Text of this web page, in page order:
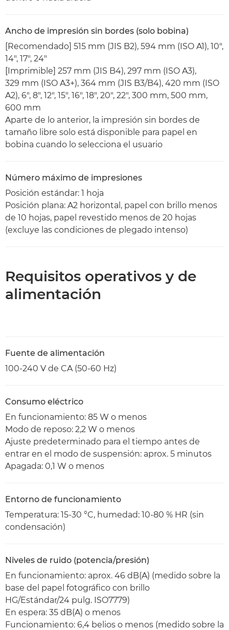
Ancho de impresión sin bordes (solo bobina)
[Recomendado] 515 mm (JIS B2), 594 mm (ISO A1), 10",
14", 17", 24"
[Imprimible] 257 mm (JIS B4), 297 mm (ISO A3),
329 mm (ISO A3+), 364 mm (JIS B3/B4), 420 mm (ISO
A2), 6", 8", 12", 15", 16", 18", 20", 22", 300 mm, 500 mm,
600 mm
Aparte de lo anterior, la impresión sin bordes de
tamaño libre solo está disponible para papel en
bobina cuando lo selecciona el usuario
Número máximo de impresiones
Posición estándar: 1 hoja
Posición plana: A2 horizontal, papel con brillo menos
de 10 hojas, papel revestido menos de 20 hojas
(excluye las condiciones de plegado intenso)
Requisitos operativos y de
alimentación
Fuente de alimentación
100-240 V de CA (50-60 Hz)
Consumo eléctrico
En funcionamiento: 85 W o menos
Modo de reposo: 2,2 W o menos
Ajuste predeterminado para el tiempo antes de
entrar en el modo de suspensión: aprox. 5 minutos
Apagada: 0,1 W o menos
Entorno de funcionamiento
Temperatura: 15-30 °C, humedad: 10-80 % HR (sin
condensación)
Niveles de ruido (potencia/presión)
En funcionamiento: aprox. 46 dB(A) (medido sobre la
base del papel fotográfico con brillo
HG/Estándar/24 pulg. ISO7779)
En espera: 35 dB(A) o menos
Funcionamiento: 6,4 belios o menos (medido sobre la